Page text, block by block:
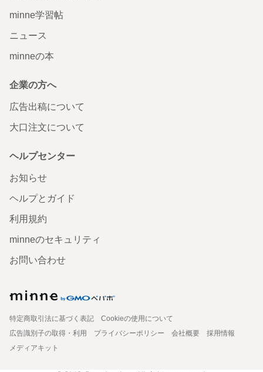
minne学習帖
ニュース
minneの本
企業の方へ
広告出稿について
大口注文について
ヘルプセンター
お知らせ
ヘルプとガイド
利用規約
minneのセキュリティ
お問い合わせ
特定商取引法に基づく表記
Cookieの使用について
広告識別子の取得・利用
プライバシーポリシー 会社概要
採用情報
メディアキット